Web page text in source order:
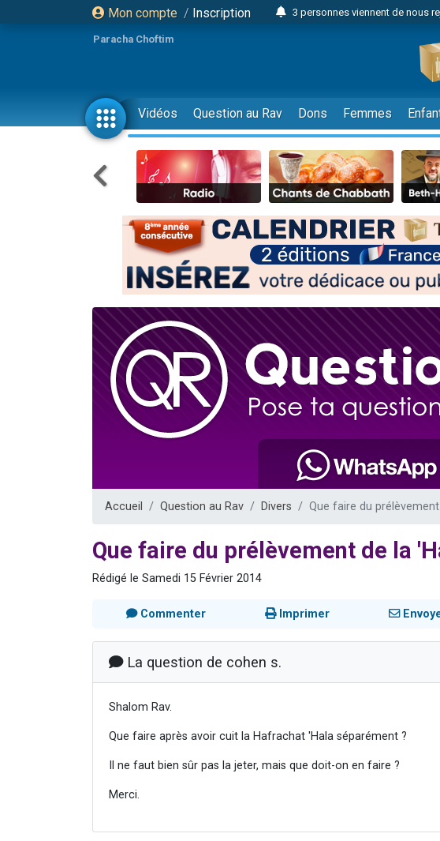
Mon compte / Inscription
3 personnes viennent de nous
3 personnes viennent de
Il reste 49 places pour
2 personnes viennent de nous
29 personnes viennent de
Il reste 49 places pour
2 personnes viennent de nous
6 personnes viennent de nous
4 personnes viennent de
2 personnes viennent de
4 personnes viennent de nous
17 personnes viennent de
Il reste 49 places pour
Eva vient de donner son
4 personnes viennent de nous
3 personnes viennent de
Odaya vient de donner son
2 personnes viennent de
Paracha Choftim
Vidéos Question au Rav Dons Femmes
Accueil Question au Rav Divers Que faire du
Que faire du prélèvement de la
Rédigé le Samedi 15 Février 2014
Commenter Imprimer
La question de cohen s.
Shalom Rav.
Que faire après avoir cuit la Hafrachat 'Hala séparément ?
Il ne faut bien sûr pas la jeter, mais que doit-on en faire ?
Merci.